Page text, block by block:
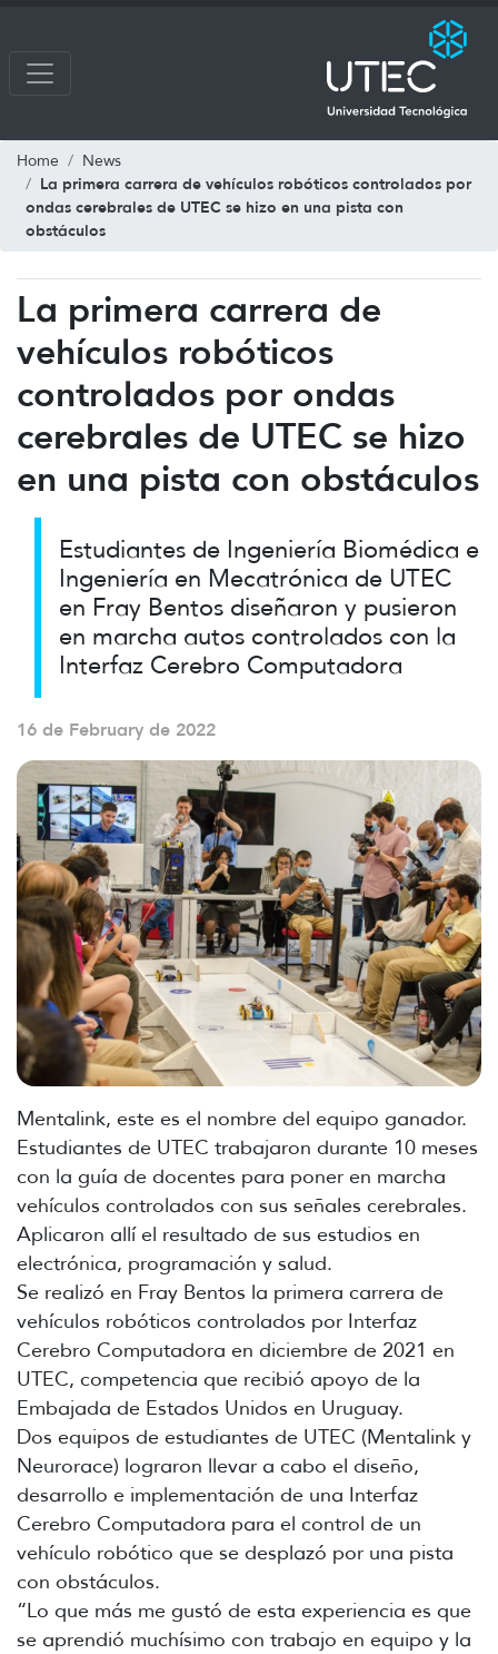
Home News
La primera carrera de vehículos robóticos controlados por
ondas cerebrales de UTEC se hizo en una pista con
obstáculos
La primera carrera de
vehículos robóticos
controlados por ondas
cerebrales de UTEC se hizo
en una pista con obstáculos
Estudiantes de Ingeniería Biomédica e
Ingeniería en Mecatrónica de UTEC
en Fray Bentos diseñaron y pusieron
en marcha autos controlados con la
Interfaz Cerebro Computadora
16 de February de 2022
Mentalink, este es el nombre del equipo ganador.
Estudiantes de UTEC trabajaron durante 10 meses
con la guía de docentes para poner en marcha
vehículos controlados con sus señales cerebrales.
Aplicaron allí el resultado de sus estudios en
electrónica, programación y salud.
Se realizó en Fray Bentos la primera carrera de
vehículos robóticos controlados por Interfaz
Cerebro Computadora en diciembre de 2021 en
UTEC, competencia que recibió apoyo de la
Embajada de Estados Unidos en Uruguay.
Dos equipos de estudiantes de UTEC (Mentalink y
Neurorace) lograron llevar a cabo el diseño,
desarrollo e implementación de una Interfaz
Cerebro Computadora para el control de un
vehículo robótico que se desplazó por una pista
con obstáculos.
“Lo que más me gustó de esta experiencia es que
se aprendió muchísimo con trabajo en equipo y la